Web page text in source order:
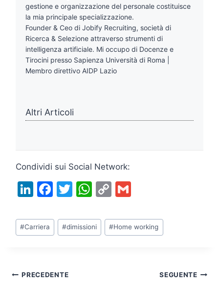
gestione e organizzazione del personale costituisce
la mia principale specializzazione.
Founder & Ceo di Jobify Recruiting, società di
Ricerca & Selezione attraverso strumenti di
intelligenza artificiale. Mi occupo di Docenze e
Tirocini presso Sapienza Università di Roma |
Membro direttivo AIDP Lazio
Altri Articoli
Condividi sui Social Network:
Li
k
e
n
F
c
e
o
T
itt
er
W
at
s
C
p
y
ai
l
Tag
articolo:
#Carriera #dimissioni #Home working
Navigazione
PRECEDENTE SEGUENTE